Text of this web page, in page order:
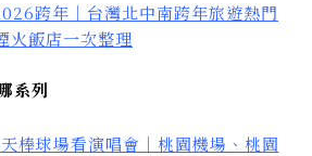
跨年｜台灣北中南跨年旅遊熱門
火飯店一次整理
系列
棒球場看演唱會｜桃園機場、桃園